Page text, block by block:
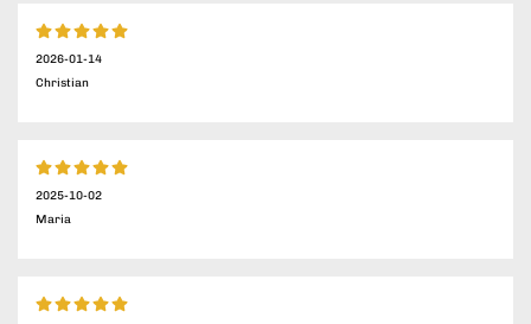
2026-01-14
Christian
2025-10-02
Maria